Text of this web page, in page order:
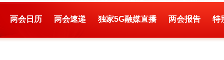
两会日历 两会速递 独家5G融媒直播 两会报告 特